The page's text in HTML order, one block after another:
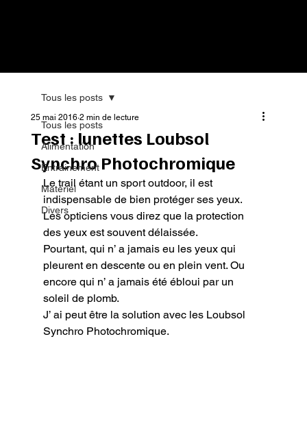
Tous les posts
Alimentation
Entrainement
Matériel
Divers
Tous les posts
Test : lunettes Loubsol
Synchro Photochromique
25 mai 2016 2 min de lecture
Le trail étant un sport outdoor, il est
indispensable de bien protéger ses yeux.
Les opticiens vous direz que la protection
des yeux est souvent délaissée.
Pourtant, qui n’ a jamais eu les yeux qui
pleurent en descente ou en plein vent. Ou
encore qui n’ a jamais été ébloui par un
soleil de plomb.
J’ ai peut être la solution avec les Loubsol
Synchro Photochromique.